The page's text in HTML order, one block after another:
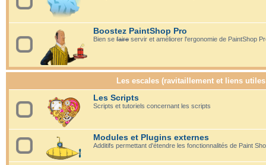
Boostez PaintShop Pro
Bien se faire servir et améliorer l'ergonomie de PaintShop
Les escales (ravitaillement et liens
Les Scripts
Scripts et tutoriels concernant les scripts
Modules et Plugins externes
Additifs permettant d'étendre les fonctionnalités de Paint